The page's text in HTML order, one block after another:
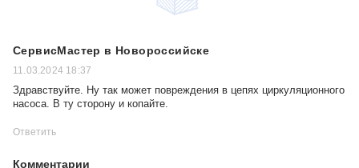
СервисМастер в Новороссийске
11.03.2024 18:37
Здравствуйте. Ну так может повреждения в цепях циркуляционного
насоса. В ту сторону и копайте.
Ответить
Комментарии